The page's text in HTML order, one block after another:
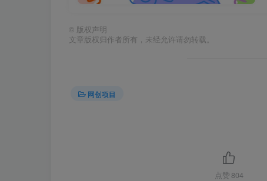
© 版权声明
文章版权归作者所有，未经允许请勿转载。
网创项目
点赞 804